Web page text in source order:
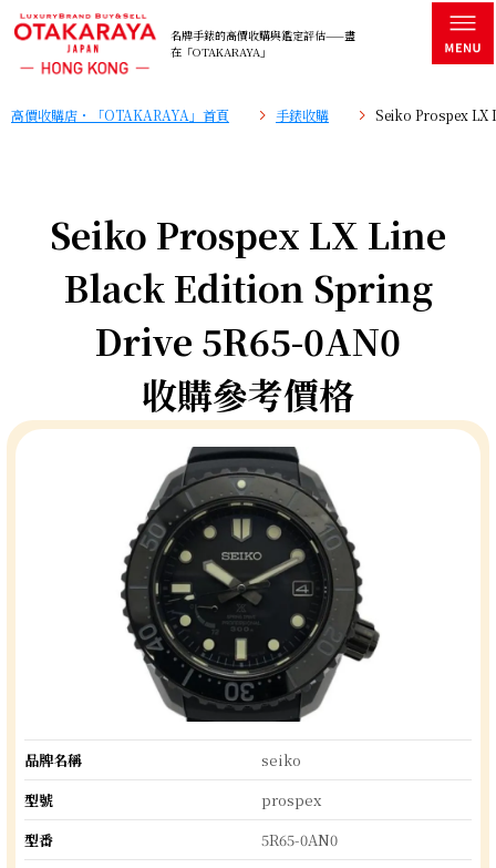
名牌手錶的高價收購與鑑定評估——盡
在「OTAKARAYA」
高價收購店・「OTAKARAYA」首頁 手錶收購 Seiko Prospex LX
Seiko Prospex LX Line
Black Edition Spring
Drive 5R65-0AN0
收購參考價格
品牌名稱
seiko
型號
prospex
型番
5R65-0AN0